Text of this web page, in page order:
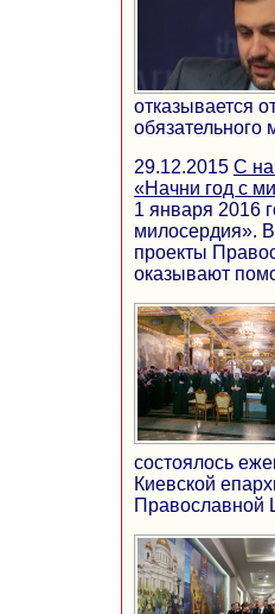
отказывается
обязательного
29.12.2015 C
«Начни год с
1 января 2016
милосердия».
проекты
оказывают
состоялось
Киевской
Православной